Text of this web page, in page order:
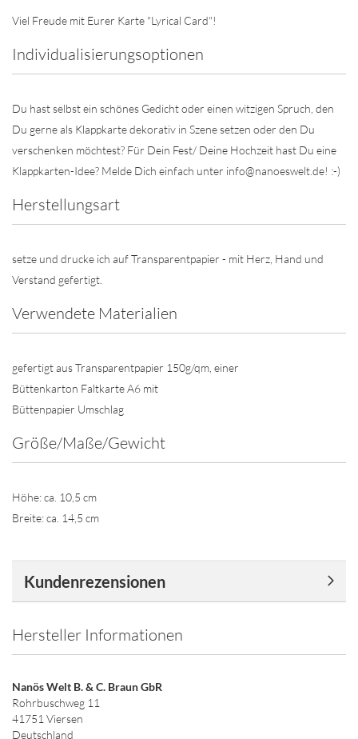
Viel Freude mit Eurer Karte "Lyrical Card"!
Individualisierungsoptionen
Du hast selbst ein schönes Gedicht oder einen witzigen Spruch, den
Du gerne als Klappkarte dekorativ in Szene setzen oder den Du
verschenken möchtest? Für Dein Fest/ Deine Hochzeit hast Du eine
Klappkarten-Idee? Melde Dich einfach unter info@nanoeswelt.de! :-)
Herstellungsart
setze und drucke ich auf Transparentpapier - mit Herz, Hand und
Verstand gefertigt.
Verwendete Materialien
gefertigt aus Transparentpapier 150g/qm, einer
Büttenkarton Faltkarte A6 mit
Büttenpapier Umschlag
Größe/Maße/Gewicht
Höhe: ca. 10,5 cm
Breite: ca. 14,5 cm
Kundenrezensionen
Hersteller Informationen
Nanös Welt B. & C. Braun GbR
Rohrbuschweg 11
41751 Viersen
Deutschland